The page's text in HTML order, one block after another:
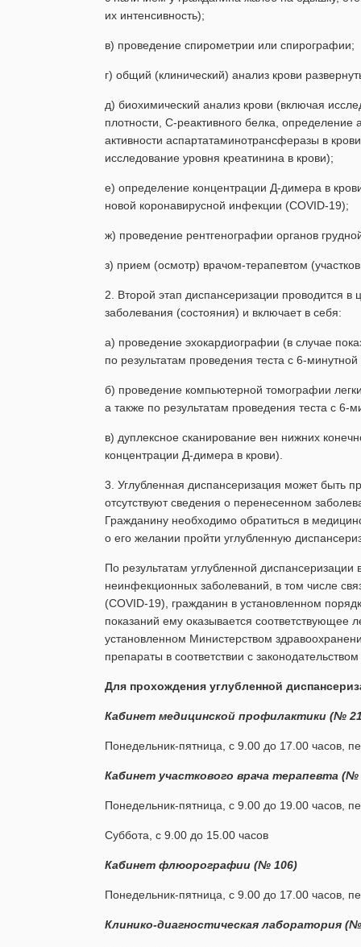
их интенсивность);
в) проведение спирометрии или спирографии;
г) общий (клинический) анализ крови
д) биохимический анализ крови (включая
плотности, С-реактивного белка,
активности аспартатаминотрансферазы в
исследование уровня креатинина в крови);
е) определение концентрации Д-димера в
новой коронавирусной инфекции (COVID-19);
ж) проведение рентгенографии органов
з) прием (осмотр) врачом-терапевтом
2. Второй этап диспансеризации проводится в
заболевания (состояния) и включает в себя:
а) проведение эхокардиографии (в случае
по результатам проведения теста с 6-
б) проведение компьютерной томографии
а также по результатам проведения теста с 6-
в) дуплексное сканирование вен нижних
концентрации Д-димера в крови).
3. Углубленная диспансеризация может быть
отсутствуют сведения о перенесенном
Гражданину необходимо обратиться в
о его желании пройти углубленную
По результатам углубленной
неинфекционных заболеваний, в том числе
(COVID-19), гражданин в установленном
показаний ему оказывается соответствующее
установленном Министерством
препараты в соответствии с
Для прохождения углубленной
Кабинет медицинской профилактики (№
Понедельник-пятница, с 9.00 до 17.00 часов,
Кабинет участкового врача терапевта (№
Понедельник-пятница, с 9.00 до 19.00 часов,
Суббота, с 9.00 до 15.00 часов
Кабинет флюорографии (№ 106)
Понедельник-пятница, с 9.00 до 17.00 часов,
Клинико-диагностическая лаборатория (№